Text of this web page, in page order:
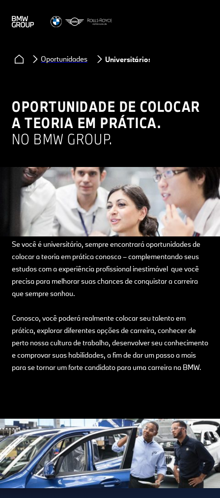
Oportunidades Universitários
OPORTUNIDADE DE COLOCAR
A TEORIA EM PRÁTICA.
NO BMW GROUP.
Se você é universitário, sempre encontrará oportunidades de
colocar a teoria em prática conosco – complementando seus
estudos com a experiência profissional inestimável que você
precisa para melhorar suas chances de conquistar a carreira
que sempre sonhou.
Conosco, você poderá realmente colocar seu talento em
prática, explorar diferentes opções de carreira, conhecer de
perto nossa cultura de trabalho, desenvolver seu conhecimento
e comprovar suas habilidades, a fim de dar um passo a mais
para se tornar um forte candidato para uma carreira na BMW.